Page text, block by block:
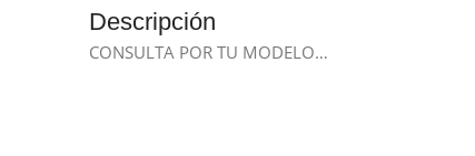
Descripción
CONSULTA POR TU MODELO…